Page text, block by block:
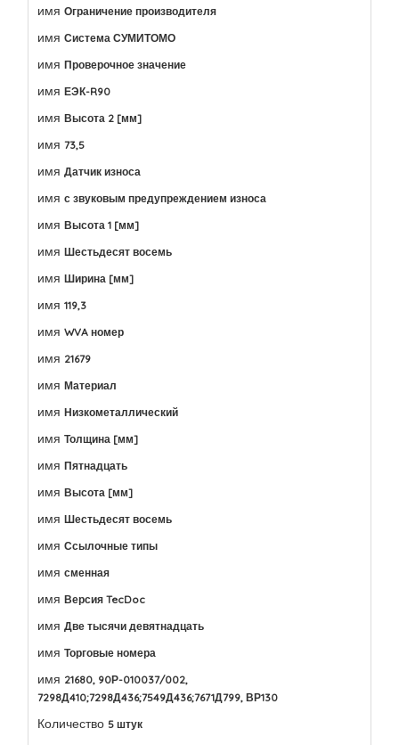
имя Ограничение производителя
имя Система СУМИТОМО
имя Проверочное значение
имя ЕЭК-R90
имя Высота 2 [мм]
имя 73,5
имя Датчик износа
имя с звуковым предупреждением износа
имя Высота 1 [мм]
имя Шестьдесят восемь
имя Ширина [мм]
имя 119,3
имя WVA номер
имя 21679
имя Материал
имя Низкометаллический
имя Толщина [мм]
имя Пятнадцать
имя Высота [мм]
имя Шестьдесят восемь
имя Ссылочные типы
имя сменная
имя Версия TecDoc
имя Две тысячи девятнадцать
имя Торговые номера
имя 21680, 90Р-010037/002,
7298Д410;7298Д436;7549Д436;7671Д799, ВР130
Количество 5 штук